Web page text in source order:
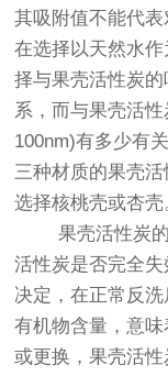
其吸附值不能代
在选择以天然水
择与果壳活性炭
系，而与果壳活
100nm)有多少有
三种材质的果壳
选择核桃壳或杏壳
果壳活性炭的
活性炭是否完全
决定，在正常反
有机物含量，意
或更换，果壳活